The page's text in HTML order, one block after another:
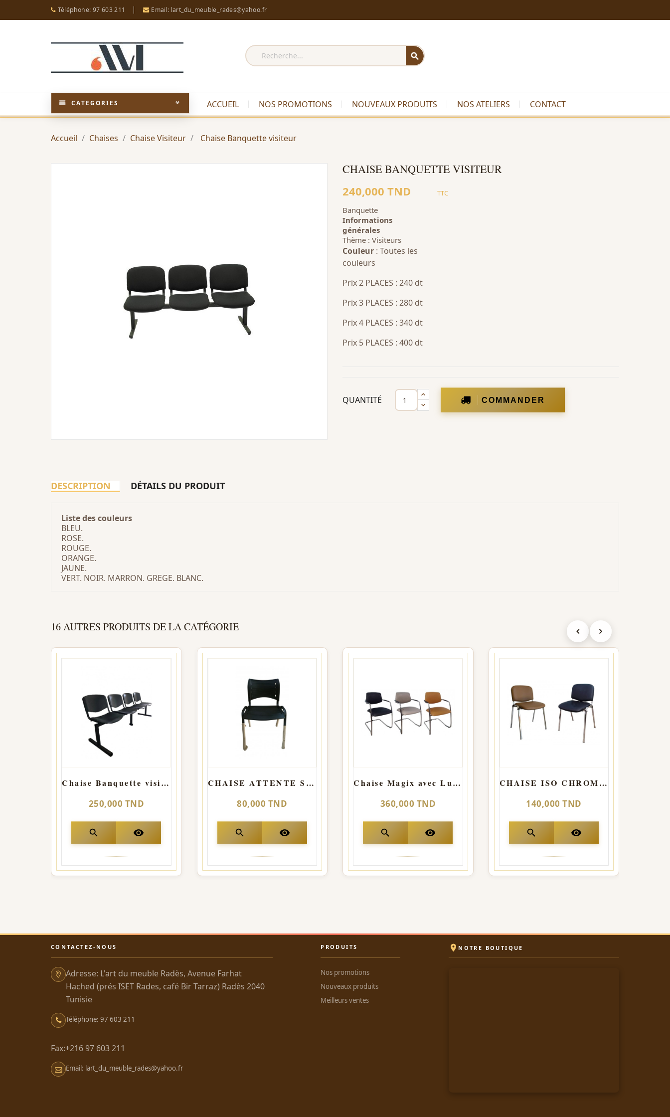
Téléphone: 97 603 211 Email: lart_du_meuble_rades@yahoo.fr
search
CATEGORIES ACCUEIL NOS PROMOTIONS NOUVEAUX PRODUITS NOS ATELIERS CONTACT
Accueil Chaises Chaise Visiteur Chaise Banquette visiteur
CHAISE BANQUETTE VISITEUR
240,000 TND TTC
Banquette
Informations
générales
Thème : Visiteurs
Couleur : Toutes les
couleurs
Prix 2 PLACES : 240 dt
Prix 3 PLACES : 280 dt
Prix 4 PLACES : 340 dt
Prix 5 PLACES : 400 dt
QUANTITÉ COMMANDER
DESCRIPTION DÉTAILS DU PRODUIT
Liste descouleurs
BLEU.
ROSE.
ROUGE.
ORANGE.
JAUNE.
VERT. NOIR. MARRON. GREGE. BLANC.
16 AUTRES PRODUITS DE LA CATÉGORIE
Chaise Banquette visiteur SMART
250,000 TND
search visibility
CHAISE ATTENTE SMART 2 PLACE - NOIR
80,000 TND
search visibility
Chaise Magix avec Luge
360,000 TND
search visibility
CHAISE ISO CHROMER SANS ACC Structure importation
140,000 TND
search visibility
CONTACTEZ-NOUS
Adresse: L'art du meuble Radès, Avenue Farhat
Hached (prés ISET Rades, café Bir Tarraz) Radès 2040
Tunisie
Téléphone: 97 603 211
Fax:+216 97 603 211
Email: lart_du_meuble_rades@yahoo.fr
PRODUITS
Nos promotions
Nouveaux produits
Meilleurs ventes
 NOTRE BOUTIQUE